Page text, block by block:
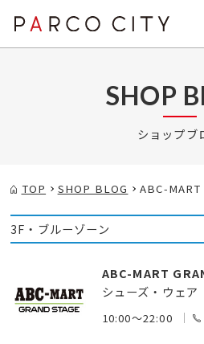
SHOP
ショップブ
TOP SHOP BLOG ABC-MART
3F・ブルーゾーン
ABC-MART
シューズ・ウェア
10:00～22:00